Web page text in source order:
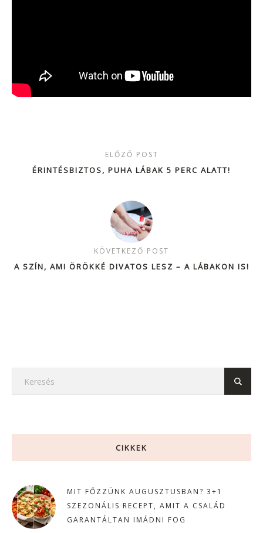
ELŐZŐ POST
ÉRINTÉSBIZTOS, PUHA LÁBAK 5 PERC ALATT!
KÖVETKEZŐ POST
A SZÍN, AMI ÖRÖKKÉ DIVATOS LESZ – A LÁBAKON IS!
CIKKEK
MIT FŐZZÜNK AUGUSZTUSBAN? 3+1
SZEZONÁLIS RECEPT, AMIT A CSALÁD
GARANTÁLTAN IMÁDNI FOG